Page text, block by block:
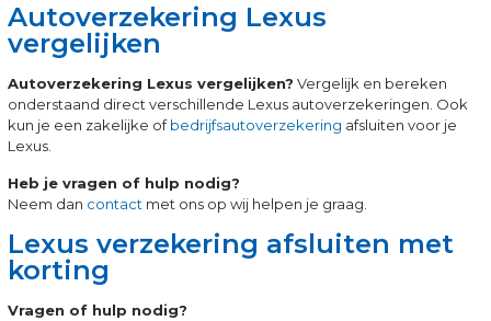
Autoverzekering Lexus
vergelijken
Autoverzekering Lexus vergelijken? Vergelijk en bereken
onderstaand direct verschillende Lexus autoverzekeringen. Ook
kun je een zakelijke ofbedrijfsautoverzekering afsluiten voor je
Lexus.
Heb je vragen of hulp nodig?
Neem dan contact met ons op wij helpen je graag.
Lexus verzekering afsluiten met
korting
Vragen of hulp nodig?